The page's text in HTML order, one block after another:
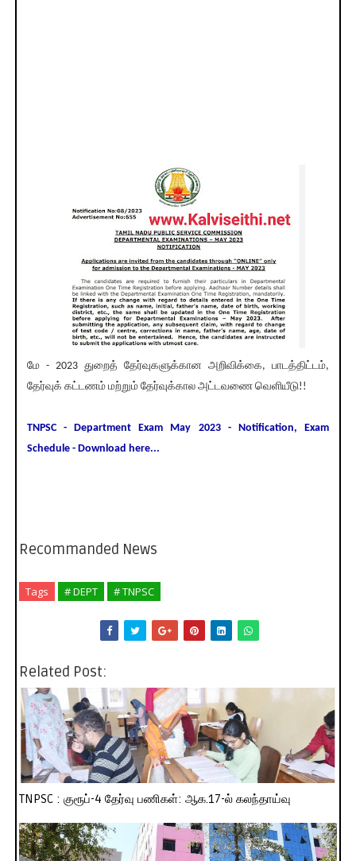
மே - 2023 துறைத் தேர்வுகளுக்கான அறிவிக்கை, பாடத்திட்டம்,
தேர்வுக் கட்டணம் மற்றும் தேர்வுக்கால அட்டவணை வெளியீடு!!
TNPSC - Department Exam May 2023 - Notification, Exam
Schedule - Download here...
Recommanded News
Tags # DEPT # TNPSC
Related Post:
TNPSC : குரூப்-4 தேர்வு பணிகள்: ஆக.17-ல் கலந்தாய்வு